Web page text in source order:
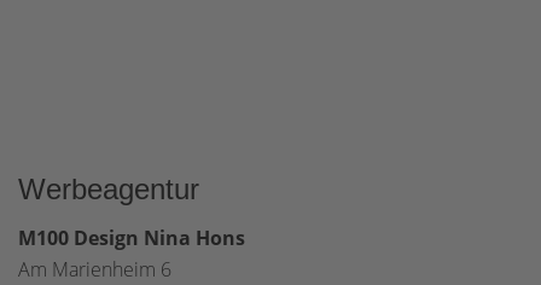
Werbeagentur
M100 Design Nina Hons
Am Marienheim 6